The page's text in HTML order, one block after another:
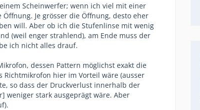
Scheinwerfer; wenn ich viel mit einer
Je grösser die Öffnung, desto eher
will. Aber ob ich die Stufenlinse mit wenig
(weil enger strahlend), am Ende muss der
ich nicht alles drauf.
dessen Pattern möglichst exakt die
hier im Vorteil wäre (ausser
so dass der Druckverlust innerhalb der
weniger stark ausgeprägt wäre. Aber